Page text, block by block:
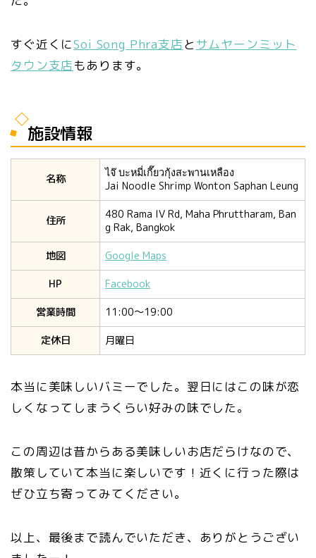
すぐ近くにSoi Song Phra支店と サムヤーンミット
タウン支店もあります。
施設情報
名称
ไจ๊ บะหมี่เกี๊ยวกุ้งสะพานเหลือง
Jai Noodle Shrimp Wonton Saphan Leung
住所
480 Rama IV Rd, Maha Phruttharam, Ban
g Rak, Bangkok
地図
Google Maps
HP
Facebook
営業時間
11:00〜19:00
定休日
月曜日
本当に美味しいバミーでした。翌日にはこの味が恋
しくなってしまうくらい好みの味でした。
この周辺は昔からある美味しいお店だらけなので、
散策していて本当に楽しいです！近くに行った際は
ぜひ立ち寄ってみてください。
以上、最後まで読んでいただき、ありがとうござい